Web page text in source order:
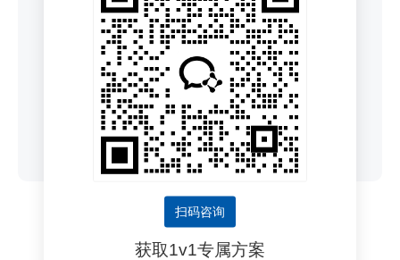
全面管理人员行为规范及环境、机械风险，100%
数字化留痕，确保施工人员人身安全。
扫码咨询
获取1v1专属方案